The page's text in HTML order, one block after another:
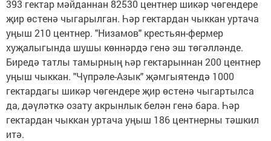
393 гектар мәйданнан 82530 центнер шикәр чөгендере
җир өстенә чыгарылган. Һәр гектардан чыккан уртача
уңыш 210 центнер. "Низамов" крестьян-фермер
хуҗалыгында шушы көннәрдә генә эш төгәлләнде.
Биредә татлы тамырның һәр гектарыннан 200 центнер
уңыш чыккан. "Чүпрәле-Азык" җәмгыятендә 1000
гектардагы шикәр чөгендере җир өстенә чыгартылса
да, дәүләткә озату акрынлык белән генә бара. Һәр
гектардан чыккан уртача уңыш 186 центнерны тәшкил
итә.